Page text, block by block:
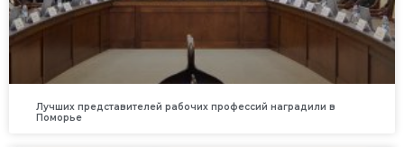
Лучших представителей рабочих профессий наградили в
Поморье